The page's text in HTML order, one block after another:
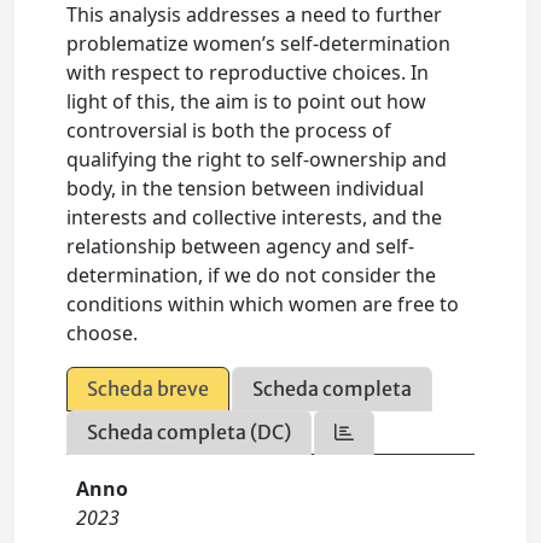
This analysis addresses a need to further
problematize women’s self-determination
with respect to reproductive choices. In
light of this, the aim is to point out how
controversial is both the process of
qualifying the right to self-ownership and
body, in the tension between individual
interests and collective interests, and the
relationship between agency and self-
determination, if we do not consider the
conditions within which women are free to
choose.
Scheda breve
Scheda completa
Scheda completa (DC)
Anno
2023